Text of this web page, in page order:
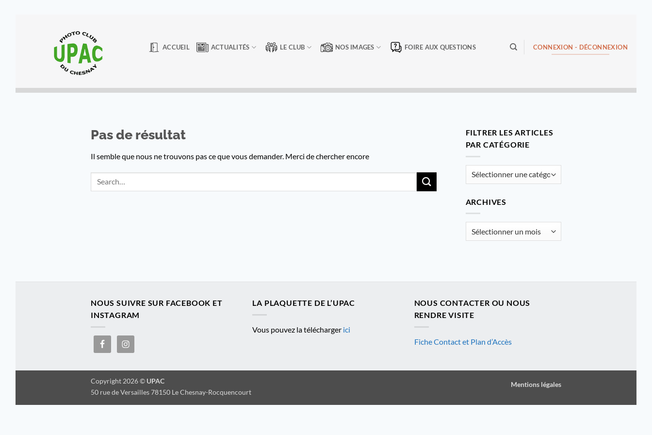
ACCUEIL ACTUALITÉS LE CLUB NOS IMAGES FOIRE AUX QUESTIONS CONNEXION - DÉCONNEXION
Pas de résultat
Il semble que nous ne trouvons pas ce que vous demander. Merci de chercher encore
FILTRER LES ARTICLES
PAR CATÉGORIE
Filtrer
les
par
catégorie
ARCHIVES
Archives
NOUS SUIVRE SUR FACEBOOK ET
INSTAGRAM
LA PLAQUETTE DE L’UPAC
Vous pouvez la télécharger ici
NOUS CONTACTER OU NOUS
RENDRE VISITE
Fiche Contact et Plan d’Accès
Mentions légales
Copyright 2026 © UPAC
50 rue de Versailles 78150 Le Chesnay-Rocquencourt